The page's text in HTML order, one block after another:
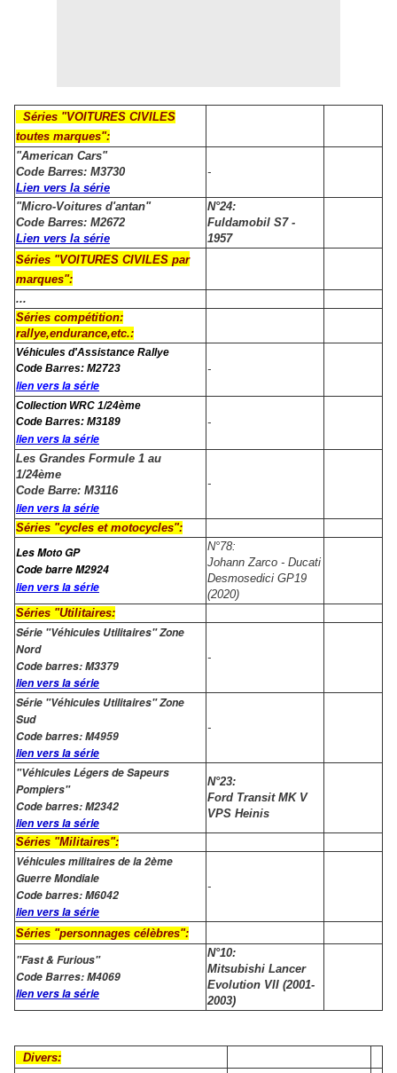
Séries "VOITURES CIVILES
toutes marques":
"American Cars"
Code Barres: M3730
Lien vers la série
-
"Micro-Voitures d'antan"
Code Barres: M2672
Lien vers la série
N°24:
Fuldamobil S7 -
1957
Séries "VOITURES CIVILES par
marques":
...
Séries compétition:
rallye,endurance,etc.:
Véhicules d'Assistance Rallye
Code Barres: M2723
lien vers la série
-
Collection WRC 1/24ème
Code Barres: M3189
lien vers la série
-
Les Grandes Formule 1 au
1/24ème
Code Barre: M3116
lien vers la série
-
Séries "cycles et motocycles":
Les Moto GP
Code barre M2924
lien vers la série
N°78:
Johann Zarco - Ducati
Desmosedici GP19
(2020)
Séries "Utilitaires:
Série "Véhicules Utilitaires" Zone
Nord
Code barres: M3379
lien vers la série
-
Série "Véhicules Utilitaires" Zone
Sud
Code barres: M4959
lien vers la série
-
"Véhicules Légers de Sapeurs
Pompiers"
Code barres: M2342
lien vers la série
N°23:
Ford Transit MK V
VPS Heinis
Séries "Militaires":
Véhicules militaires de la 2ème
Guerre Mondiale
Code barres: M6042
lien vers la série
-
Séries "personnages célèbres":
"Fast & Furious"
Code Barres: M4069
lien vers la série
N°10:
Mitsubishi Lancer
Evolution VII (2001-
2003)
Divers: